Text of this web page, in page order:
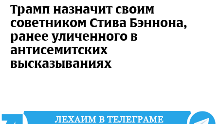
Трамп назначит своим
советником Стива Бэннона,
ранее уличенного в
антисемитских
высказываниях